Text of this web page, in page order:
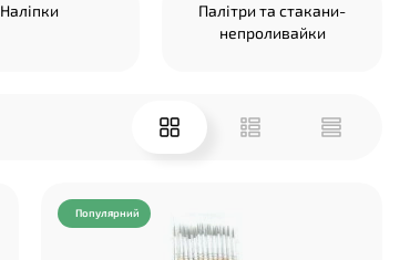
Наліпки
Палітри та стакани-
непроливайки
Популярний